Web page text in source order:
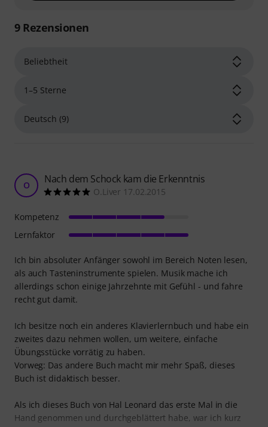
9Rezensionen
O Nach dem Schock kam die Erkenntnis
O.Liver 17.02.2015
Ich bin absoluter Anfänger sowohl im Bereich Noten lesen,
als auch Tasteninstrumente spielen. Musik mache ich
allerdings schon einige Jahrzehnte mit Gefühl - und fahre
recht gut damit.
Ich besitze noch ein anderes Klavierlernbuch und habe ein
zweites dazu nehmen wollen, um weitere, einfache
Übungsstücke vorrätig zu haben.
Vorweg: Das andere Buch macht mir mehr Spaß, dieses
Buch ist didaktisch besser.
Als ich dieses Buch von Hal Leonard das erste Mal in die
Hand genommen und durchgeblättert habe, war ich kurz
Kompetenz
Lernfaktor